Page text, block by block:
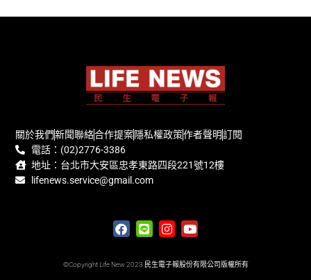
關於我們新聞聯絡合作提案隱私權政策作者聲明訂閱
電話：(02)2776-3386
地址：台北市大安區忠孝東路四段221號12樓
lifenews.service@gmail.com
©Copyright Life New 2023 民生電子報股份有限公司版權所有